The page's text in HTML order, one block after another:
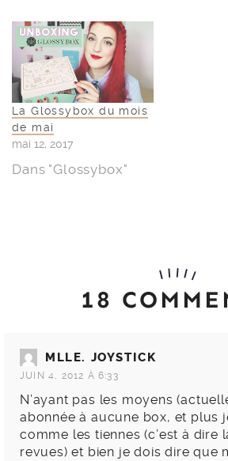
La Glossybox du mois
de mai
mai 12, 2017
Dans "Glossybox"
18
MLLE. JOYSTICK
JUIN 4, 2012 À 6:33
N’ayant pas les moyens
abonnée à aucune box, et plus
comme les tiennes (c’est à dire
revues) et bien je dois dire que